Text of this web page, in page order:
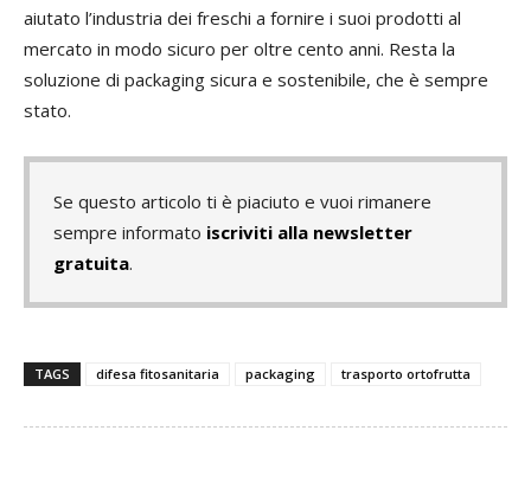
aiutato l’industria dei freschi a fornire i suoi prodotti al
mercato in modo sicuro per oltre cento anni. Resta la
soluzione di packaging sicura e sostenibile, che è sempre
stato.
Se questo articolo ti è piaciuto e vuoi rimanere
sempre informato iscriviti alla newsletter
gratuita.
TAGS difesa fitosanitaria packaging trasporto ortofrutta